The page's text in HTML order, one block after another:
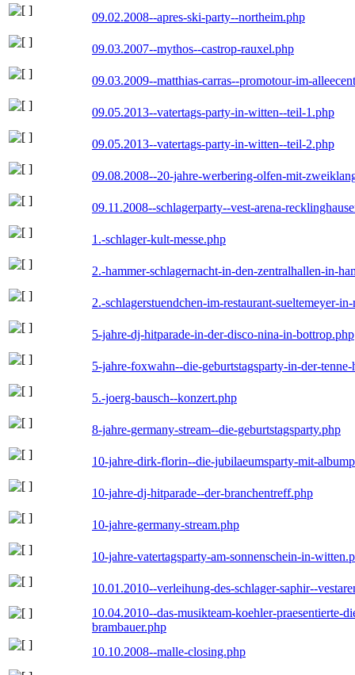
09.02.2008--apres-ski-party--northeim.php
09.03.2007--mythos--castrop-rauxel.php
09.03.2009--matthias-carras--promotour-im-
09.05.2013--vatertags-party-in-witten--teil-1.php
09.05.2013--vatertags-party-in-witten--teil-2.php
09.08.2008--20-jahre-werbering-olfen-mit-
09.11.2008--schlagerparty--vest-arena-
1.-schlager-kult-messe.php
2.-hammer-schlagernacht-in-den-zentralhallen-in-
2.-schlagerstuendchen-im-restaurant-sueltemeyer-
5-jahre-dj-hitparade-in-der-disco-nina-in-bottrop.php
5-jahre-foxwahn--die-geburtstagsparty-in-der-tenne-
5.-joerg-bausch--konzert.php
8-jahre-germany-stream--die-geburtstagsparty.php
10-jahre-dirk-florin--die-jubilaeumsparty-mit-
10-jahre-dj-hitparade--der-branchentreff.php
10-jahre-germany-stream.php
10-jahre-vatertagsparty-am-sonnenschein-in-
10.01.2010--verleihung-des-schlager-saphir--
10.04.2010--das-musikteam-koehler-praesentierte-
brambauer.php
10.10.2008--malle-closing.php